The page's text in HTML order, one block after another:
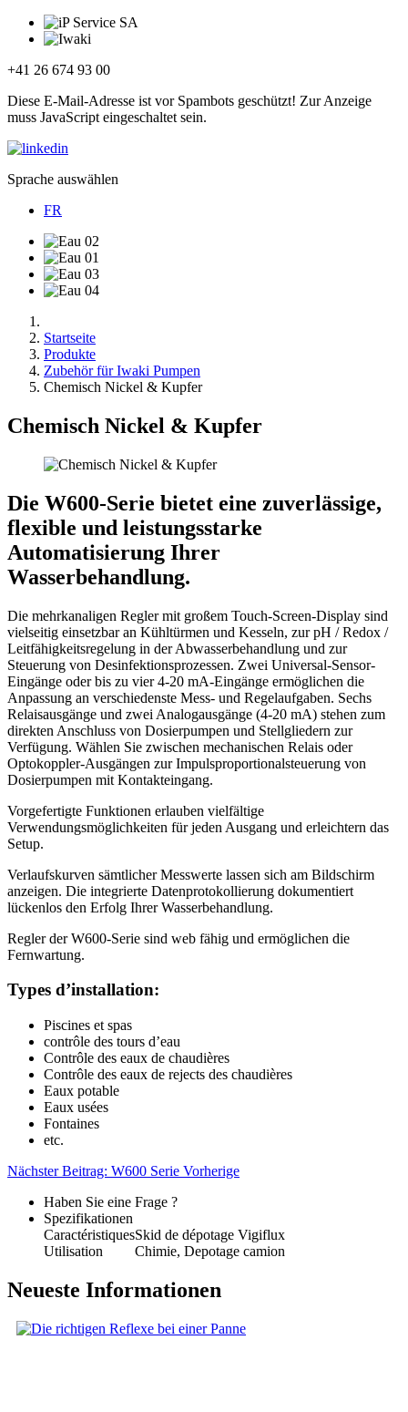
+41 26 674 93 00
Diese E-Mail-Adresse ist vor Spambots geschützt! Zur Anzeige
muss JavaScript eingeschaltet sein.
Sprache auswählen
FR
Startseite
Produkte
Zubehör für Iwaki Pumpen
Chemisch Nickel & Kupfer
Chemisch Nickel & Kupfer
Die W600-Serie bietet eine zuverlässige,
flexible und leistungsstarke
Automatisierung Ihrer
Wasserbehandlung.
Die mehrkanaligen Regler mit großem Touch-Screen-Display sind
vielseitig einsetzbar an Kühltürmen und Kesseln, zur pH / Redox /
Leitfähigkeitsregelung in der Abwasserbehandlung und zur
Steuerung von Desinfektionsprozessen. Zwei Universal-Sensor-
Eingänge oder bis zu vier 4-20 mA-Eingänge ermöglichen die
Anpassung an verschiedenste Mess- und Regelaufgaben. Sechs
Relaisausgänge und zwei Analogausgänge (4-20 mA) stehen zum
direkten Anschluss von Dosierpumpen und Stellgliedern zur
Verfügung. Wählen Sie zwischen mechanischen Relais oder
Optokoppler-Ausgängen zur Impulsproportionalsteuerung von
Dosierpumpen mit Kontakteingang.
Vorgefertigte Funktionen erlauben vielfältige
Verwendungsmöglichkeiten für jeden Ausgang und erleichtern das
Setup.
Verlaufskurven sämtlicher Messwerte lassen sich am Bildschirm
anzeigen. Die integrierte Datenprotokollierung dokumentiert
lückenlos den Erfolg Ihrer Wasserbehandlung.
Regler der W600-Serie sind web fähig und ermöglichen die
Fernwartung.
Types d’installation:
Piscines et spas
contrôle des tours d’eau
Contrôle des eaux de chaudières
Contrôle des eaux de rejects des chaudières
Eaux potable
Eaux usées
Fontaines
etc.
Nächster Beitrag: W600 Serie Vorherige
Haben Sie eine Frage ?
Spezifikationen
CaractéristiquesSkid de dépotage Vigiflux
Utilisation
Chimie, Depotage camion
Neueste Informationen